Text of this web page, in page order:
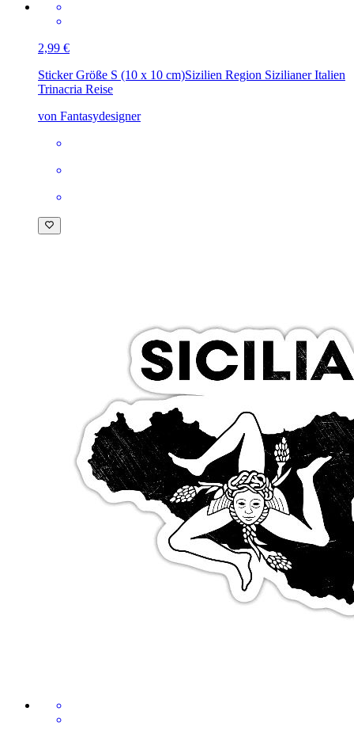
2,99 €
Sticker Größe S (10 x 10 cm)Sizilien Region Sizilianer Italien
Trinacria Reise
von Fantasydesigner